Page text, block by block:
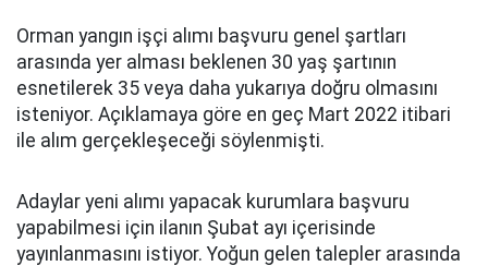
Orman yangın işçi alımı başvuru genel şartları
arasında yer alması beklenen 30 yaş şartının
esnetilerek 35 veya daha yukarıya doğru olmasını
isteniyor. Açıklamaya göre en geç Mart 2022 itibari
ile alım gerçekleşeceği söylenmişti.
Adaylar yeni alımı yapacak kurumlara başvuru
yapabilmesi için ilanın Şubat ayı içerisinde
yayınlanmasını istiyor. Yoğun gelen talepler arasında